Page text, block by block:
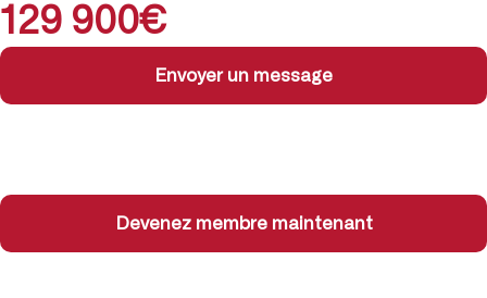
129 900€
Envoyer un message
Devenez membre maintenant